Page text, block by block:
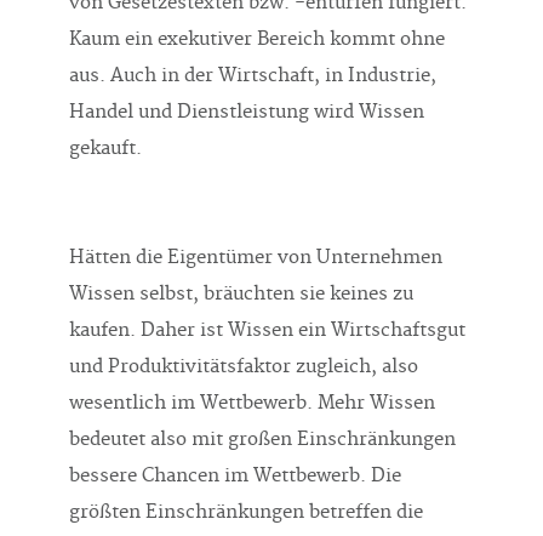
Kaum ein exekutiver Bereich kommt ohne
aus. Auch in der Wirtschaft, in Industrie,
Handel und Dienstleistung wird Wissen
gekauft.
Hätten die Eigentümer von Unternehmen
Wissen selbst, bräuchten sie keines zu
kaufen. Daher ist Wissen ein Wirtschaftsgut
und Produktivitätsfaktor zugleich, also
wesentlich im Wettbewerb. Mehr Wissen
bedeutet also mit großen Einschränkungen
bessere Chancen im Wettbewerb. Die
größten Einschränkungen betreffen die